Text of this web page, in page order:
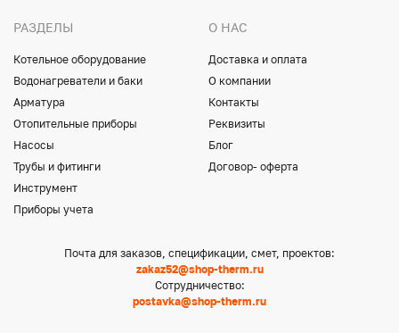
РАЗДЕЛЫ
Котельное оборудование
Водонагреватели и баки
Арматура
Отопительные приборы
Насосы
Трубы и фитинги
Инструмент
Приборы учета
О НАС
Доставка и оплата
О компании
Контакты
Реквизиты
Блог
Договор- оферта
Почта для заказов, спецификации, смет, проектов:
zakaz52@shop-therm.ru
Сотрудничество:
postavka@shop-therm.ru